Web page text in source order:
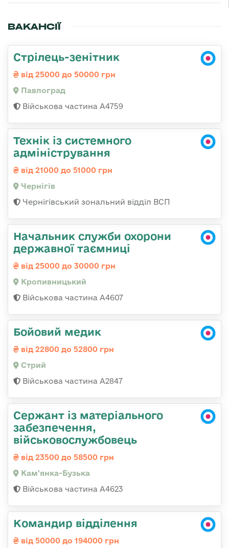
ВАКАНСІЇ
Стрілець-зенітник
від 25000 до 50000 грн
Павлоград
Військова частина А4759
Технік із системного
адміністрування
від 21000 до 51000 грн
Чернігів
Чернігівський зональний відділ ВСП
Начальник служби охорони
державної таємниці
від 25000 до 30000 грн
Кропивницький
Військова частина А4607
Бойовий медик
від 22800 до 52800 грн
Стрий
Військова частина А2847
Сержант із матеріального
забезпечення,
військовослужбовець
від 23500 до 58500 грн
Кам'янка-Бузька
Військова частина А4623
Командир відділення
від 50000 до 194000 грн